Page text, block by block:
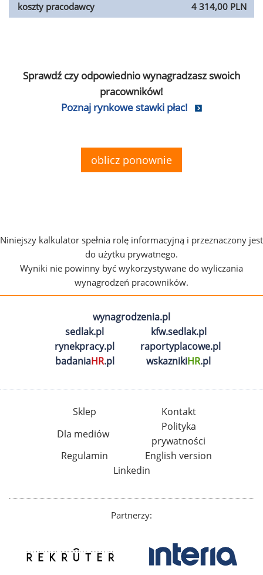
koszty pracodawcy
4 314,00 PLN
Sprawdź czy odpowiednio wynagradzasz swoich
pracowników!
Poznaj rynkowe stawki płac!
oblicz ponownie
Niniejszy kalkulator spełnia rolę informacyjną i przeznaczony jest
do użytku prywatnego.
Wyniki nie powinny być wykorzystywane do wyliczania
wynagrodzeń pracowników.
wynagrodzenia.pl
sedlak.pl
kfw.sedlak.pl
rynekpracy.pl
raportyplacowe.pl
badaniaHR.pl wskaznikiHR.pl
Sklep
Kontakt
Dla mediów
Polityka
prywatności
Regulamin
English version
Linkedin
Partnerzy: